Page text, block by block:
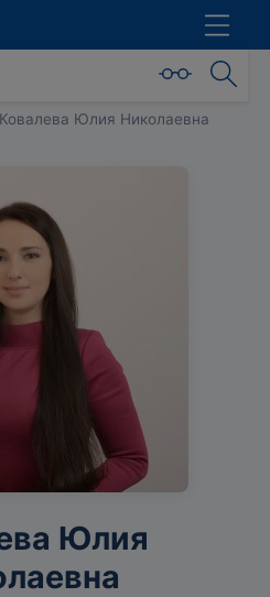
Ковалева Юлия Николаевна
Юлия